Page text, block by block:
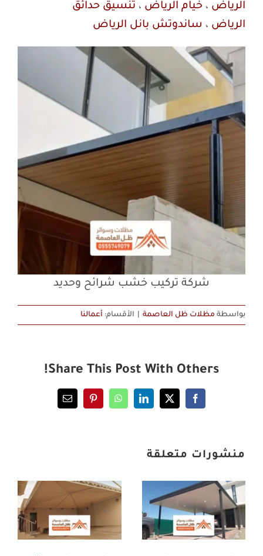
الرياض ، خيام الرياض ، تنسيق حدائق
الرياض ، ساندوتش بانل الرياض
شركة تركيب خشب شرائح وحديد
بواسطة مظلات ظل العاصمة الأقسام: أعمالنا
Share This Post With Others!
Facebook
X
LinkedIn
WhatsApp
Pinterest
Email
منشورات متعلقة